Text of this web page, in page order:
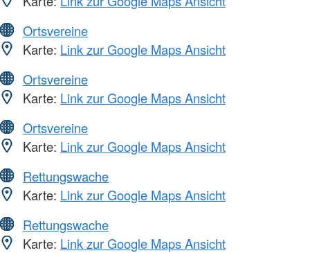
Ortsvereine
Karte: Link zur Google Maps Ansicht
Ortsvereine
Karte: Link zur Google Maps Ansicht
Ortsvereine
Karte: Link zur Google Maps Ansicht
Rettungswache
Karte: Link zur Google Maps Ansicht
Rettungswache
Karte: Link zur Google Maps Ansicht